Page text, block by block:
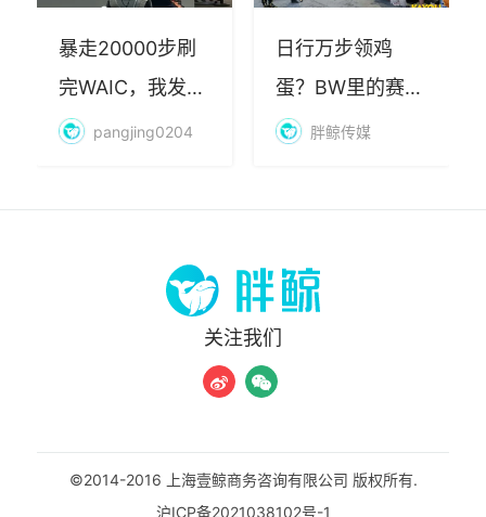
暴走20000步刷
完WAIC，我发现
AI最赚钱的不是
pangjing0204
日行万步领鸡
蛋？BW里的赛博
朝圣，藏着品牌
胖鲸传媒
关注我们
©2014-2016 上海壹鲸商务咨询有限公司 版权所有.
沪ICP备2021038102号-1